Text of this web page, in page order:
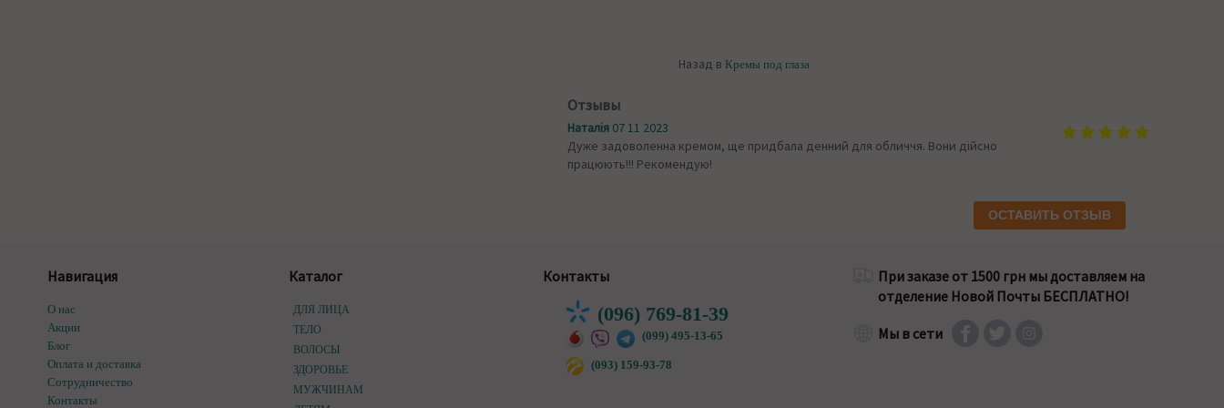
Назад в Кремы под глаза
Отзывы
Наталія 07 11 2023
Дуже задоволенна кремом, ще придбала денний для обличчя. Вони дійсно
працюють!!! Рекомендую!
ОСТАВИТЬ ОТЗЫВ
Навигация
О нас
Акции
Блог
Оплата и доставка
Сотрудничество
Контакты
Каталог
ДЛЯ ЛИЦА
ТЕЛО
ВОЛОСЫ
ЗДОРОВЬЕ
МУЖЧИНАМ
Контакты
(096) 769-81-39
(099) 495-13-65
(093) 159-93-78
При заказе от 1500 грн мы доставляем на
отделение Новой Почты БЕСПЛАТНО!
Мы в сети